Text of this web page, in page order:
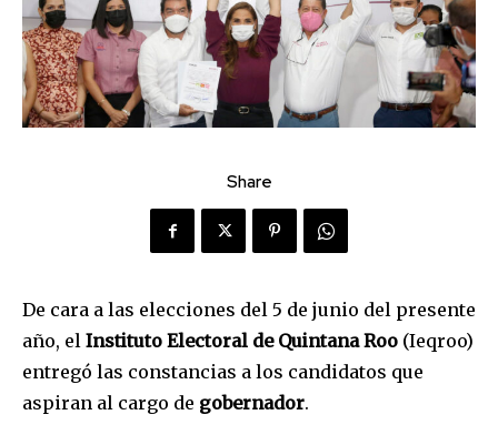
Share
De cara a las elecciones del 5 de junio del presente
año, el Instituto Electoral de Quintana Roo (Ieqroo)
entregó las constancias a los candidatos que
aspiran al cargo de gobernador.